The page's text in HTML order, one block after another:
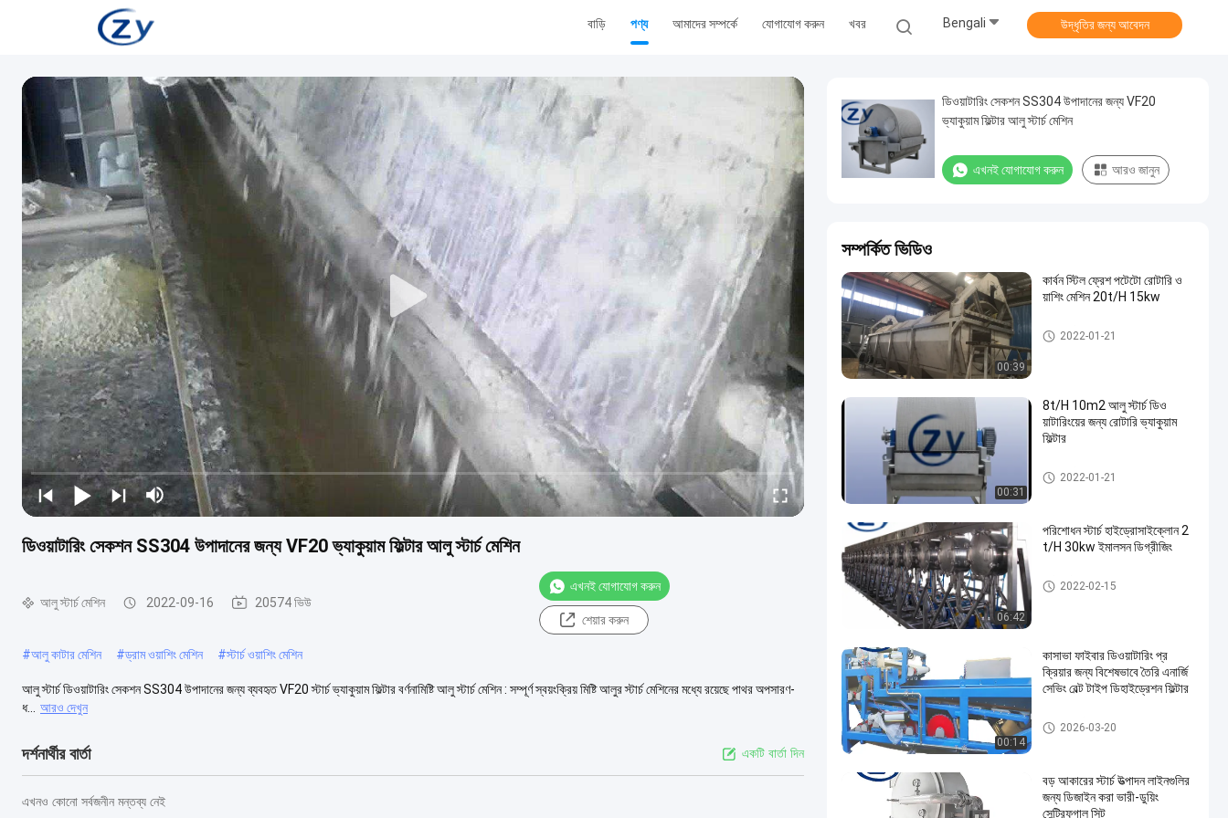
বাড়ি পণ্য আমাদের সম্পর্কে যোগাযোগ করুন খবর Bengali উদ্ধৃতির জন্য আবেদন
ডিওয়াটারিং সেকশন SS304 উপাদানের জন্য VF20 ভ্যাকুয়াম ফিল্টার আলু স্টার্চ মেশিন
আলু স্টার্চ মেশিন 2022-09-16 20574 ভিউ
এখনই যোগাযোগ করুন
শেয়ার করুন
#আলু কাটার মেশিন #ড্রাম ওয়াশিং মেশিন #স্টার্চ ওয়াশিং মেশিন
আলু স্টার্চ ডিওয়াটারিং সেকশন SS304 উপাদানের জন্য ব্যবহৃত VF20 স্টার্চ ভ্যাকুয়াম ফিল্টার বর্ণনামিষ্টি আলু স্টার্চ মেশিন : সম্পূর্ণ স্বয়ংক্রিয় মিষ্টি আলুর স্টার্চ মেশিনের মধ্যে রয়েছে পাথর অপসারণ-
ধ...
আরও দেখুন
দর্শনার্থীর বার্তা একটি বার্তা দিন
এখনও কোনো সর্বজনীন মন্তব্য নেই
ডিওয়াটারিং সেকশন SS304 উপাদানের জন্য VF20
ভ্যাকুয়াম ফিল্টার আলু স্টার্চ মেশিন
এখনই যোগাযোগ করুন আরও জানুন
সম্পর্কিত ভিডিও
00:39
কার্বন স্টিল ফ্রেশ পটেটো রোটারি ও
য়াশিং মেশিন 20t/H 15kw
আলু স্টার্চ মেশিন
2022-01-21
00:31
8t/H 10m2 আলু স্টার্চ ডিও
য়াটারিংয়ের জন্য রোটারি ভ্যাকুয়াম
ফিল্টার
আলু স্টার্চ মেশিন
2022-01-21
06:42
পরিশোধন স্টার্চ হাইড্রোসাইক্লোন 2
t/H 30kw ইমালসন ডিগ্রীজিং
কর্ন স্টার্চ মেশিন
2022-02-15
00:14
কাসাভা ফাইবার ডিওয়াটারিং প্র
ক্রিয়ার জন্য বিশেষভাবে তৈরি এনার্জি
সেভিং বেল্ট টাইপ ডিহাইড্রেশন ফিল্টার
কাসাভা স্টার্চ প্রসেসিং মেশিন
2026-03-20
বড় আকারের স্টার্চ উত্পাদন লাইনগুলির
জন্য ডিজাইন করা ভারী-ডুয়িং
সেন্ট্রিফুগাল সিট